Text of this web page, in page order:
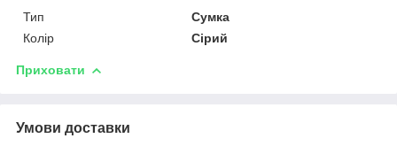
Тип
Сумка
Колір
Сірий
Приховати
Умови доставки